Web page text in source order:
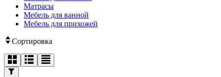
Матрасы
Мебель для ванной
Мебель для прихожей
Сортировка